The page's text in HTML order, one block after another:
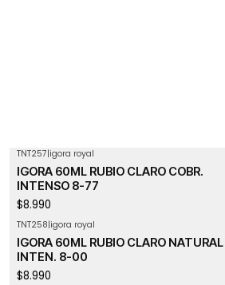
TNT257|igora royal
IGORA 60ML RUBIO CLARO COBR.
INTENSO 8-77
$8.990
TNT258|igora royal
IGORA 60ML RUBIO CLARO NATURAL
INTEN. 8-00
$8.990